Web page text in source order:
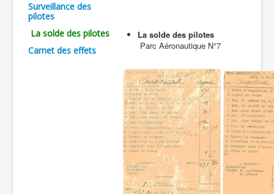
Organisation
Avions
Personnels
Surveillance des
pilotes
La solde des pilotes
Carnet des effets
La solde des pilotes
Parc Aéronautique N°7